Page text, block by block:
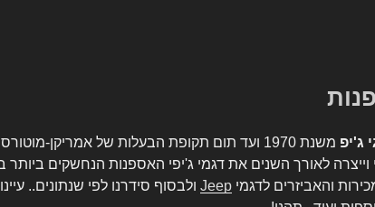
ג'יפ
משנת 1970 ועד תום תקופת הבעלות של אמריקן-
וייצרה לאורך השנים את דגמי ג'יפי האספנות הנחשקים
והאביזרים לדגמי Jeep ולבסוף סידרנו לפי שנתונים..